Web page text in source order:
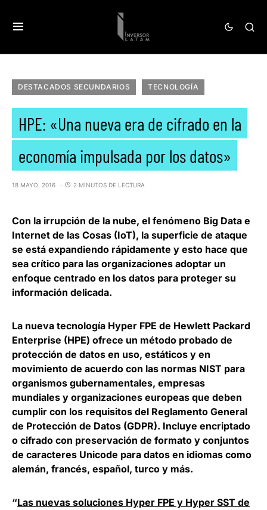
DESTACADOS SECUNDARIOS TECNOLOGÍA
HPE: «Una nueva era de cifrado en la
economía impulsada por los datos»
18 MAYO, 2016 2 MINUTOS DE LECTURA
Con la irrupción de la nube, el fenómeno Big Data e
Internet de las Cosas (IoT), la superficie de ataque
se está expandiendo rápidamente y esto hace que
sea crítico para las organizaciones adoptar un
enfoque centrado en los datos para proteger su
información delicada.
La nueva tecnología Hyper FPE de Hewlett Packard
Enterprise (HPE) ofrece un método probado de
protección de datos en uso, estáticos y en
movimiento de acuerdo con las normas NIST para
organismos gubernamentales, empresas
mundiales y organizaciones europeas que deben
cumplir con los requisitos del Reglamento General
de Protección de Datos (GDPR). Incluye encriptado
o cifrado con preservación de formato y conjuntos
de caracteres Unicode para datos en idiomas como
alemán, francés, español, turco y más.
“Las nuevas soluciones Hyper FPE y Hyper SST de